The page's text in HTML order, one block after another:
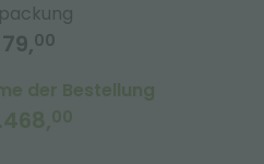
79,00
der Bestellung
00